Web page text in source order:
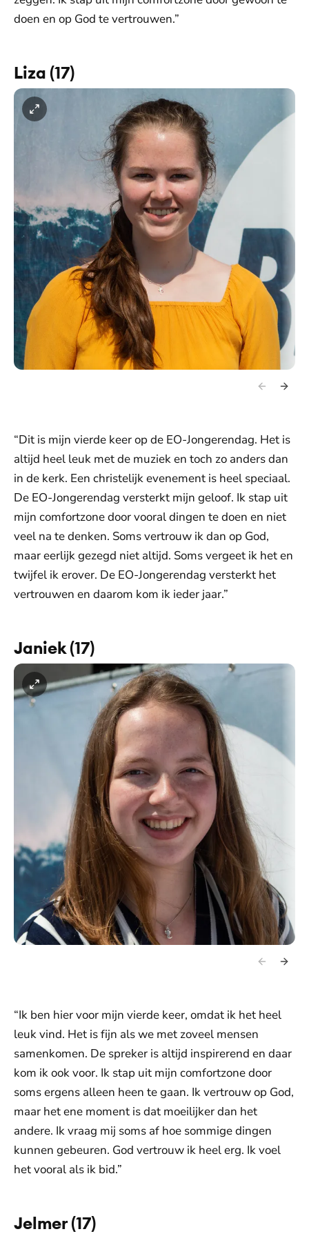
doen en op God te vertrouwen.”
Liza (17)
“Dit is mijn vierde keer op de EO-Jongerendag. Het is
altijd heel leuk met de muziek en toch zo anders dan
in de kerk. Een christelijk evenement is heel speciaal.
De EO-Jongerendag versterkt mijn geloof. Ik stap uit
mijn comfortzone door vooral dingen te doen en niet
veel na te denken. Soms vertrouw ik dan op God,
maar eerlijk gezegd niet altijd. Soms vergeet ik het en
twijfel ik erover. De EO-Jongerendag versterkt het
vertrouwen en daarom kom ik ieder jaar.”
Janiek (17)
“Ik ben hier voor mijn vierde keer, omdat ik het heel
leuk vind. Het is fijn als we met zoveel mensen
samenkomen. De spreker is altijd inspirerend en daar
kom ik ook voor. Ik stap uit mijn comfortzone door
soms ergens alleen heen te gaan. Ik vertrouw op God,
maar het ene moment is dat moeilijker dan het
andere. Ik vraag mij soms af hoe sommige dingen
kunnen gebeuren. God vertrouw ik heel erg. Ik voel
het vooral als ik bid.”
Jelmer (17)